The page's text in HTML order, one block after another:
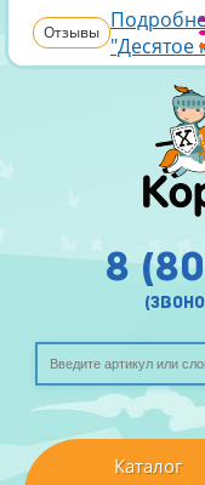
Отзывы
"Десятое
8
Каталог